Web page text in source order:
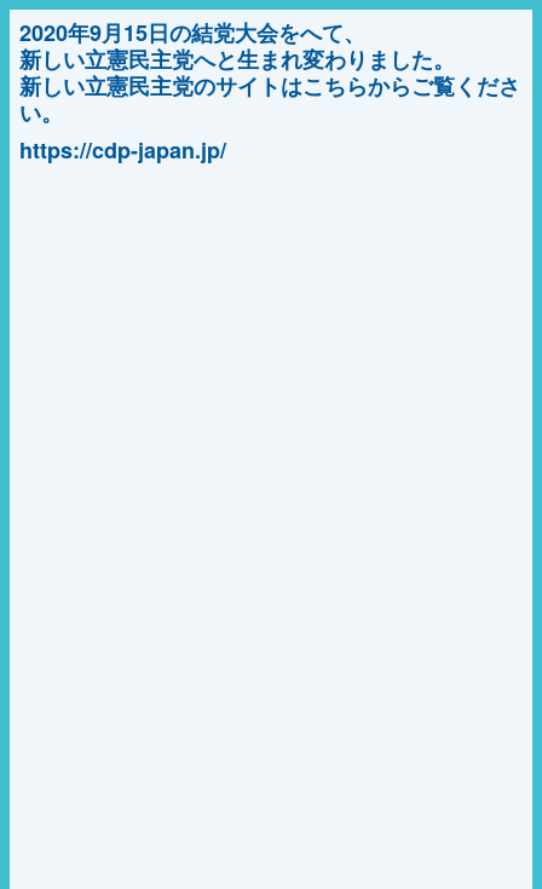
2020年9月15日の結党大会をへて、
新しい立憲民主党へと生まれ変わりました。
新しい立憲民主党のサイトはこちらからご覧くださ
い。
https://cdp-japan.jp/